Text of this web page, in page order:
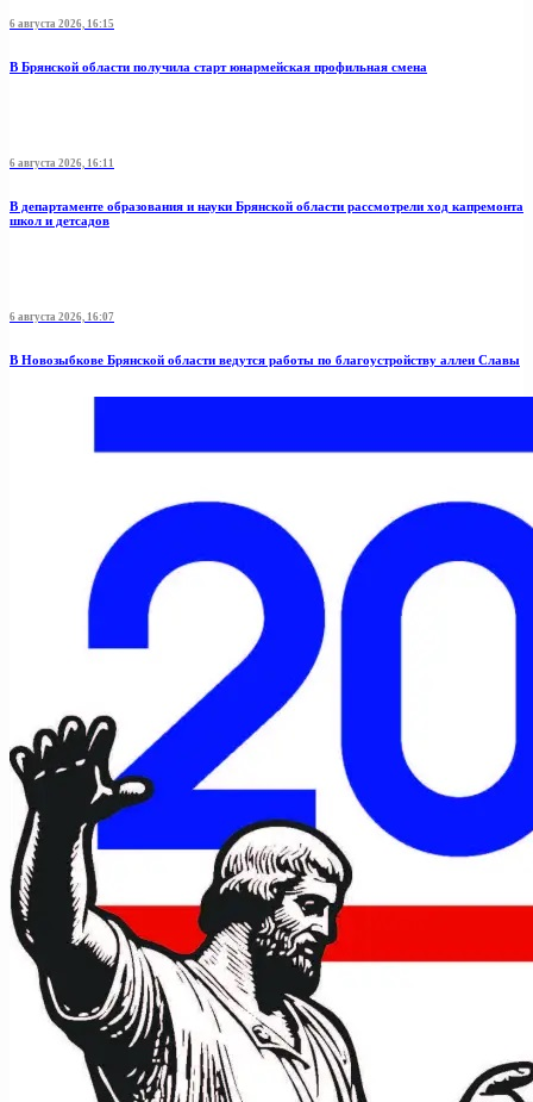
6 августа 2026, 16:15
В Брянской области получила старт юнармейская профильная смена
6 августа 2026, 16:11
В департаменте образования и науки Брянской области рассмотрели ход капремонта
школ и детсадов
6 августа 2026, 16:07
В Новозыбкове Брянской области ведутся работы по благоустройству аллеи Славы